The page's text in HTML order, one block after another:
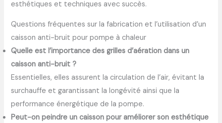
esthétiques et techniques avec succès.
Questions fréquentes sur la fabrication et l’utilisation d’un
caisson anti-bruit pour pompe à chaleur
Quelle est l’importance des grilles d’aération dans un
caisson anti-bruit ?
Essentielles, elles assurent la circulation de l’air, évitant la
surchauffe et garantissant la longévité ainsi que la
performance énergétique de la pompe.
Peut-on peindre un caisson pour améliorer son esthétique